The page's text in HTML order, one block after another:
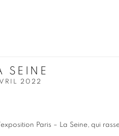
SEINE
2022
Paris – La Seine, qui